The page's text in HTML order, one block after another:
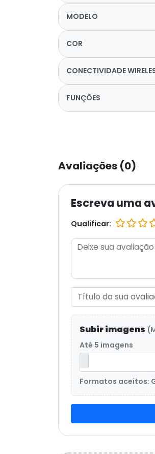
MODELO
COR
CONECTIVIDADE
FUNÇÕES
Avaliações (0)
Escreva uma
Qualificar:
Subir imagens
Até 5 imagens
Formatos aceitos: